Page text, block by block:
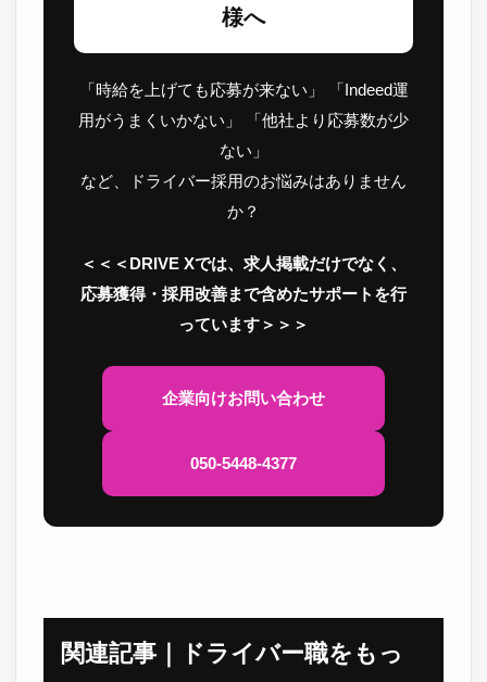
様へ
「時給を上げても応募が来ない」 「Indeed運
用がうまくいかない」 「他社より応募数が少
ない」
など、ドライバー採用のお悩みはありません
か？
＜＜＜DRIVE Xでは、求人掲載だけでなく、
応募獲得・採用改善まで含めたサポートを行
っています＞＞＞
企業向けお問い合わせ
050-5448-4377
関連記事｜ドライバー職をもっ